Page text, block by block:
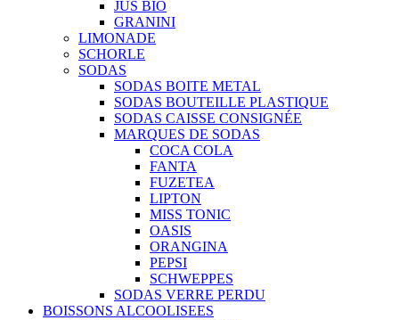
JUS BIO
GRANINI
LIMONADE
SCHORLE
SODAS
SODAS BOITE METAL
SODAS BOUTEILLE PLASTIQUE
SODAS CAISSE CONSIGNÉE
MARQUES DE SODAS
COCA COLA
FANTA
FUZETEA
LIPTON
MISS TONIC
OASIS
ORANGINA
PEPSI
SCHWEPPES
SODAS VERRE PERDU
BOISSONS ALCOOLISEES